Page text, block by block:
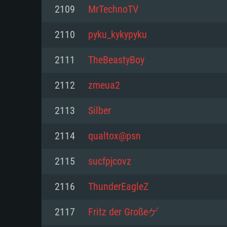
Mínimo
77XX / NVIDIA GeForce GTX
mínima suportada: 720p
Network: Internet de banda larga.
Mínimo
mais recente
Processador: Core i5 2.2GHz
não suportado)
Memória: 6 GB
Placa Gráfica: Intel Iris Pro 5200
mínima suportada: 720p com
Mínimo
do Linux de 64bit
Processador: Dual-Core 2.4 GHz
Memória: 4 GB
Placa Gráfica: NVIDIA 660 com
recentes (não mais de 6
Vulkan (não mais de 6 meses);
2109 MrTechnoTV
2110 pyku_kykypyku
2111 TheBeastyBoy
2112 zmeua2
2113 Silber
2114 qualtox@psn
2115 sucfpjcovz
2116 ThunderEagleZ
2117 Fritz der Großeゲ